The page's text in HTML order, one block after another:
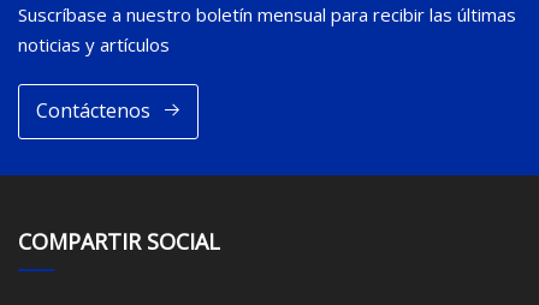
Suscríbase a nuestro boletín mensual para recibir las últimas
noticias y artículos
Contáctenos
COMPARTIR SOCIAL